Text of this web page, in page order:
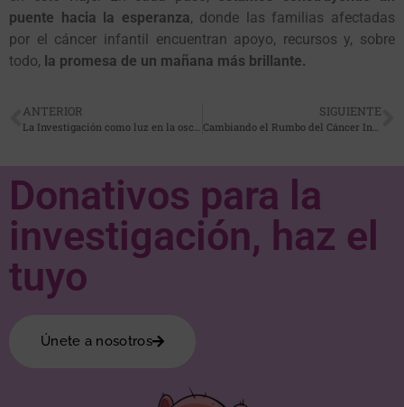
puente hacia la esperanza, donde las familias afectadas
por el cáncer infantil encuentran apoyo, recursos y, sobre
todo, la promesa de un mañana más brillante.
ANTERIOR
La Investigación como luz en la oscuridad del cáncer infantil
SIGUIENTE
Cambiando el Rumbo del Cáncer Infantil
Donativos para la
investigación, haz el
tuyo
Únete a nosotros